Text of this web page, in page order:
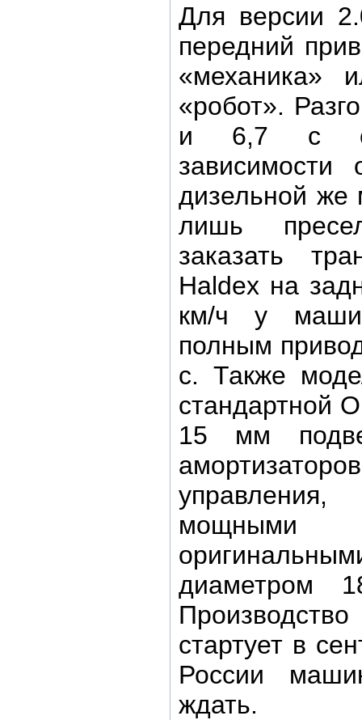
Для версии
передний
«механика»
«робот».
и 6,7 с
дизельной же
лишь
заказать
Haldex на
км/ч у
полным
с. Также
стандартной
15 мм
диаметром
стартует в
России
ждать.